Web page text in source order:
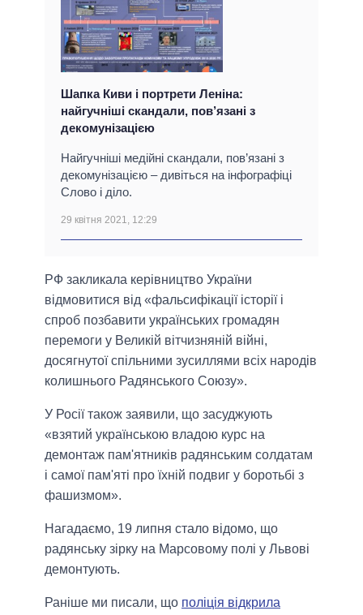
Шапка Киви і портрети Леніна:
найгучніші скандали, пов’язані з
декомунізацією
Найгучніші медійні скандали, пов’язані з
декомунізацією ‒ дивіться на інфографіці
Слово і діло.
29 квітня 2021, 12:29
РФ закликала керівництво України
відмовитися від «фальсифікації історії і
спроб позбавити українських громадян
перемоги у Великій вітчизняній війні,
досягнутої спільними зусиллями всіх народів
колишнього Радянського Союзу».
У Росії також заявили, що засуджують
«взятий українською владою курс на
демонтаж пам'ятників радянським солдатам
і самої пам'яті про їхній подвиг у боротьбі з
фашизмом».
Нагадаємо, 19 липня стало відомо, що
радянську зірку на Марсовому полі у Львові
демонтують.
Раніше ми писали, що поліція відкрила